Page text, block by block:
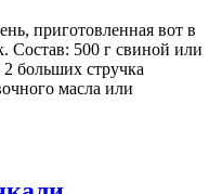
приготовленная вот в
Состав: 500 г свиной или
больших стручка
масла или